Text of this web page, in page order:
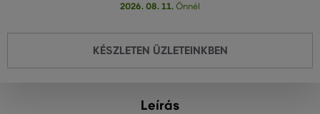
2026. 08. 11. Önnél
KÉSZLETEN ÜZLETEINKBEN
Leírás